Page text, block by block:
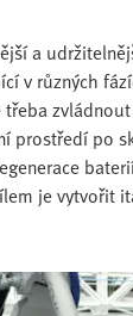
a
v různých
prostředí po
je vytvořit